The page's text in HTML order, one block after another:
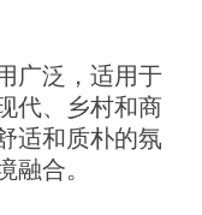
广泛，适用于
代、乡村和商
适和质朴的氛
融合。